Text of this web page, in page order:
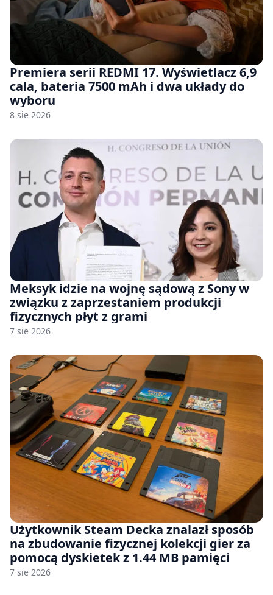
Premiera serii REDMI 17. Wyświetlacz 6,9
cala, bateria 7500 mAh i dwa układy do
wyboru
8 sie 2026
Meksyk idzie na wojnę sądową z Sony w
związku z zaprzestaniem produkcji
fizycznych płyt z grami
7 sie 2026
Użytkownik Steam Decka znalazł sposób
na zbudowanie fizycznej kolekcji gier za
pomocą dyskietek z 1.44 MB pamięci
7 sie 2026